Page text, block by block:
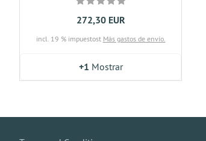
272,30 EUR
incl. 19 % impuestost Más gastos de envío.
+1 Mostrar